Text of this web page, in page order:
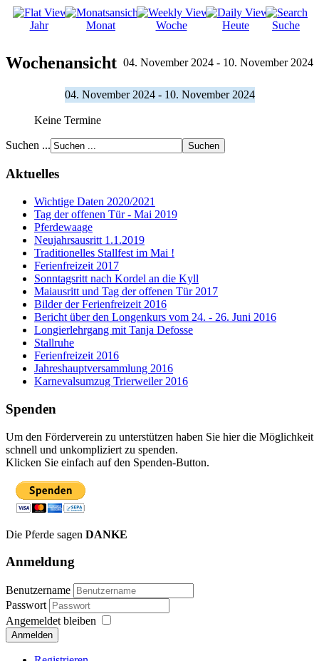
Jahr Monat Woche Heute Suche
Wochenansicht 04. November 2024 - 10. November 2024
04. November 2024 - 10. November 2024
Keine Termine
Suchen ...
Aktuelles
Wichtige Daten 2020/2021
Tag der offenen Tür - Mai 2019
Pferdewaage
Neujahrsausritt 1.1.2019
Traditionelles Stallfest im Mai !
Ferienfreizeit 2017
Sonntagsritt nach Kordel an die Kyll
Maiausritt und Tag der offenen Tür 2017
Bilder der Ferienfreizeit 2016
Bericht über den Longenkurs vom 24. - 26. Juni 2016
Longierlehrgang mit Tanja Defosse
Stallruhe
Ferienfreizeit 2016
Jahreshauptversammlung 2016
Karnevalsumzug Trierweiler 2016
Spenden
Um den Förderverein zu unterstützen haben Sie hier die Möglichkeit
schnell und unkompliziert zu spenden.
Klicken Sie einfach auf den Spenden-Button.
Die Pferde sagen DANKE
Anmeldung
Benutzername
Passwort
Angemeldet bleiben
Anmelden